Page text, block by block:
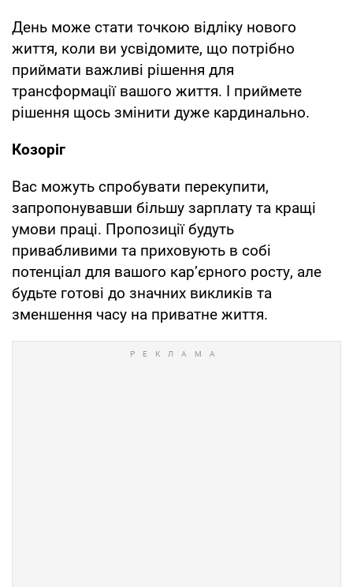
День може стати точкою відліку нового
життя, коли ви усвiдомите, що потрiбно
приймати важливi рiшення для
трансформацiї вашого життя. І приймете
рішення щось змінити дуже кардинально.
Козорiг
Вас можуть спробувати перекупити,
запропонувавши бiльшу зарплату та кращi
умови працi. Пропозицiї будуть
привабливими та приховують в собі
потенцiал для вашого кар’єрного росту, але
будьте готовi до значних викликiв та
зменшення часу на приватне життя.